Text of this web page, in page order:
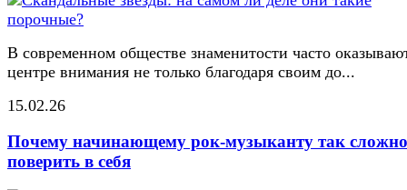
В современном обществе знаменитости часто
центре внимания не только благодаря своим до...
15.02.26
Почему начинающему рок-музыканту так сложно
поверить в себя